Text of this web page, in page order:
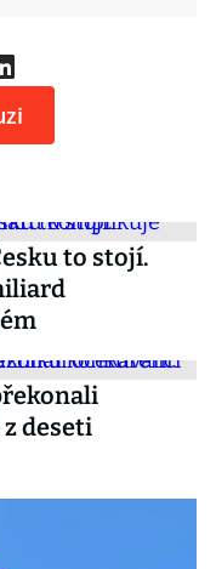
to stojí.
deseti